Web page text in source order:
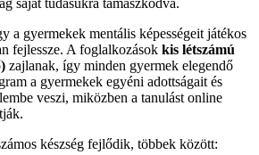
saját tudásukra támaszkodva.
a gyermekek mentális képességeit játékos
fejlessze. A foglalkozások kis létszámú
zajlanak, így minden gyermek elegendő
a gyermekek egyéni adottságait és
veszi, miközben a tanulást online
készség fejlődik, többek között: